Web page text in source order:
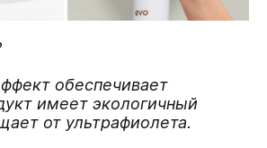
обеспечивает
имеет экологичный
от ультрафиолета.